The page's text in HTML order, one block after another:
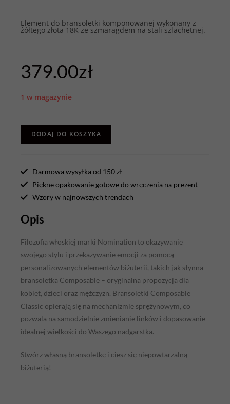
Element do bransoletki komponowanej wykonany z
żółtego złota 18K ze szmaragdem na stali szlachetnej.
379.00zł
1 w magazynie
DODAJ DO KOSZYKA
Darmowa wysyłka od 150 zł
Piękne opakowanie gotowe do wręczenia na prezent
Wzory w najnowszych trendach
Opis
Filozofia włoskiej marki Nomination to okazywanie
swojego stylu i przekazywanie emocji za pomocą
personalizowanych elementów biżuterii, takich jak słynna
bransoletka Composable – oryginalna propozycja dla
kobiet, dzieci oraz mężczyzn. Bransoletki Composable
Classic opierają się na mechanizmie sprężynowym, co
pozwala na samodzielnie zmienianie linków i dopasowanie
idealnej wielkości do Waszego nadgarstka.
Stwórz własną bransoletkę i ciesz się niepowtarzalną
biżuterią!